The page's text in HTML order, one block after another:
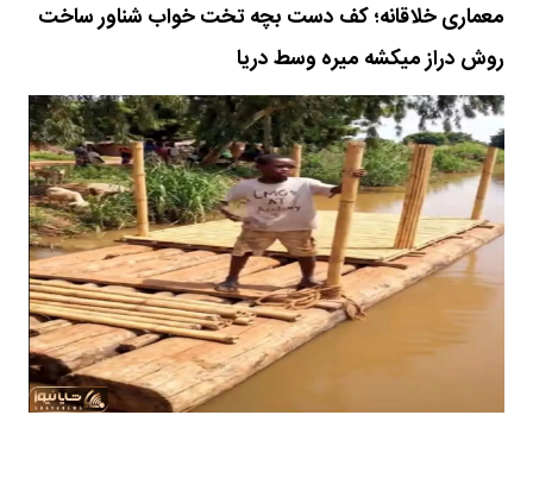
معماری خلاقانه؛ کف دست بچه تخت خواب شناور ساخت
روش دراز میکشه میره وسط دریا